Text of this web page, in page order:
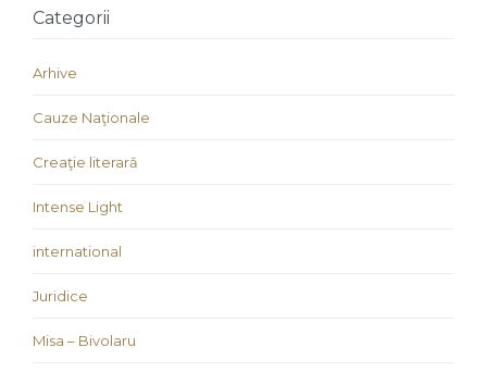
Categorii
Arhive
Cauze Naţionale
Creaţie literară
Intense Light
international
Juridice
Misa – Bivolaru